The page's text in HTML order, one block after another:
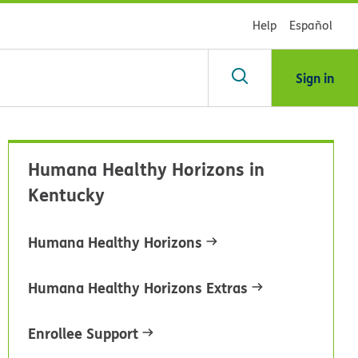
Help Español
Sign in
Humana Healthy Horizons in
Kentucky
Humana Healthy Horizons
Humana Healthy Horizons Extras
Enrollee Support